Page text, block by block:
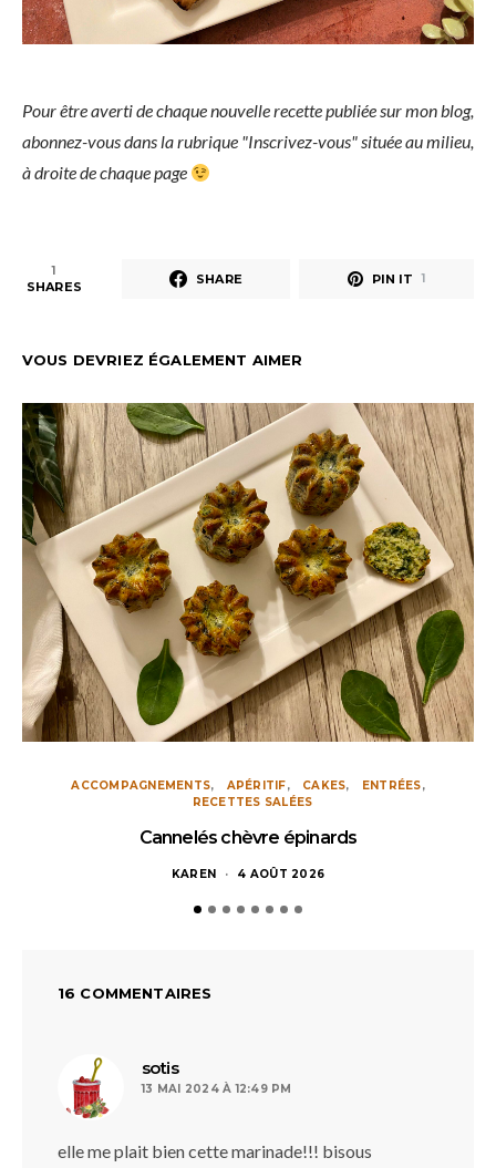
Pour être averti de chaque nouvelle recette publiée sur mon blog,
abonnez-vous dans la rubrique "Inscrivez-vous" située au milieu,
à droite de chaque page
1
SHARES SHARE PIN IT 1
VOUS DEVRIEZ ÉGALEMENT AIMER
ACCOMPAGNEMENTS APÉRITIF CAKES
ENTRÉES
RECETTES SALÉES
Cannelés chèvre épinards
KAREN 4 AOÛT 2026
16 COMMENTAIRES
sotisdit :
13 MAI 2024 À 12:49 PM
elle me plait bien cette marinade!!! bisous